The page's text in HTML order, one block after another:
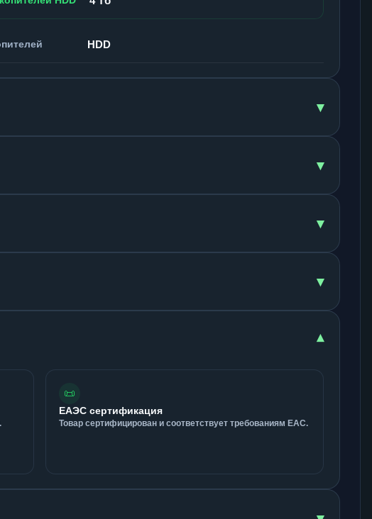
HDD
▾
▾
▾
▾
▾
📜
ЕАЭС сертификация
Товар сертифицирован и соответствует требованиям ЕАС.